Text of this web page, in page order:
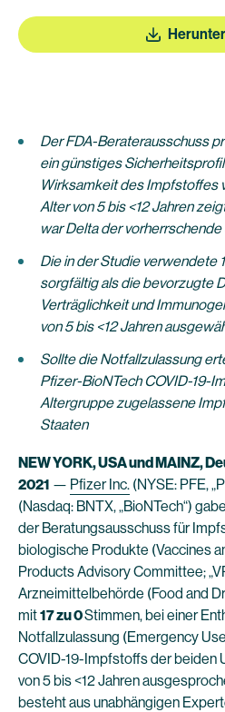
Der FDA-Beraterausschuss
ein günstiges
Wirksamkeit des Impfstoffes
Alter von 5 bis <12 Jahren
war Delta der vorherrschende
Die in der Studie verwendete
sorgfältig als die bevorzugte
Verträglichkeit und
von 5 bis <12 Jahren
Sollte die Notfallzulassung
Pfizer-BioNTech COVID-19-
Altergruppe zugelassene
Staaten
NEW YORK, USA und MAINZ,
2021 — Pfizer Inc. (NYSE: PFE,
(Nasdaq: BNTX, „BioNTech“)
der Beratungsausschuss für
biologische Produkte (Vaccines
Products Advisory Committee;
Arzneimittelbehörde (Food and
mit17 zu 0Stimmen, bei einer
Notfallzulassung (Emergency
COVID-19-Impfstoffs der beiden
von 5 bis <12 Jahren
besteht aus unabhängigen